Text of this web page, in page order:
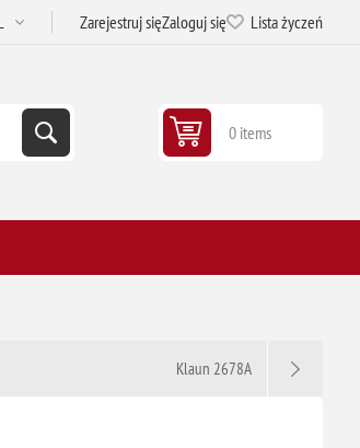
Zarejestruj sięZaloguj się Lista życzeń
0 items
Klaun 2678A